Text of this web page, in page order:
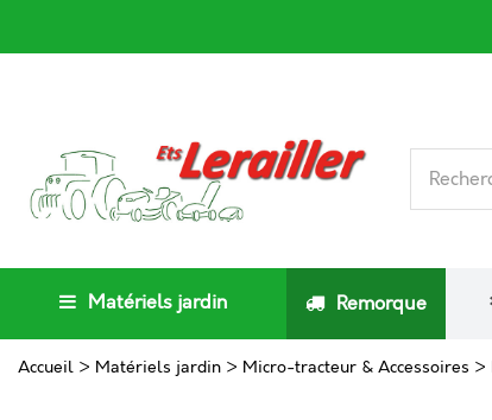
Matériels jardin Remorque
Accueil > Matériels jardin > Micro-tracteur & Accessoires >